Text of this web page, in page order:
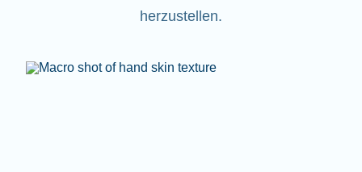
herzustellen.